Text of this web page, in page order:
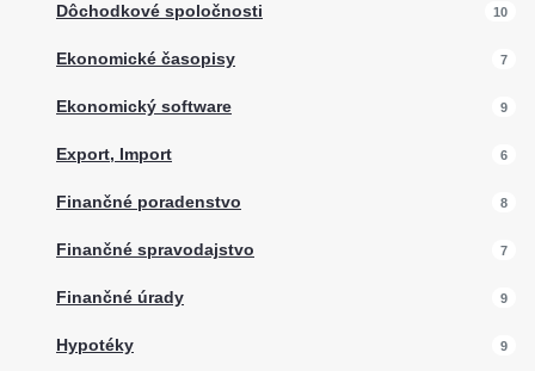
Dôchodkové spoločnosti 10
Ekonomické časopisy 7
Ekonomický software 9
Export, Import 6
Finančné poradenstvo 8
Finančné spravodajstvo 7
Finančné úrady 9
Hypotéky 9